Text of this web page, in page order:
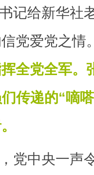
记给新华社
党爱党之情
全党全军。
传递的“嘀
党中央一声